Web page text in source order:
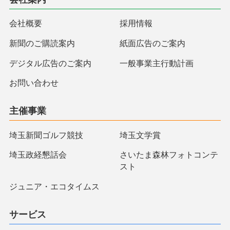
会社概要 採用情報
新聞のご購読案内 紙面広告のご案内
デジタル広告のご案内 一般事業主行動計画
お問い合わせ
主催事業
埼玉新聞ゴルフ競技 埼玉文学賞
埼玉政経懇話会
さいたま森林フォトコンテ
スト
ジュニア・エコタイムス
サービス